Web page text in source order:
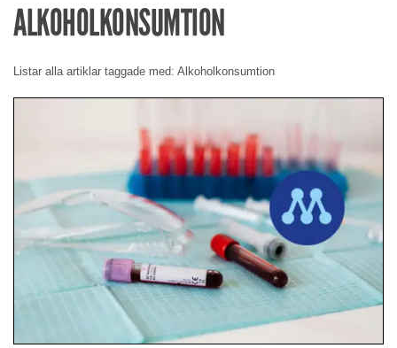
ALKOHOLKONSUMTION
Listar alla artiklar taggade med: Alkoholkonsumtion